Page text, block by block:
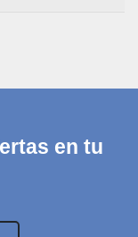
en tu